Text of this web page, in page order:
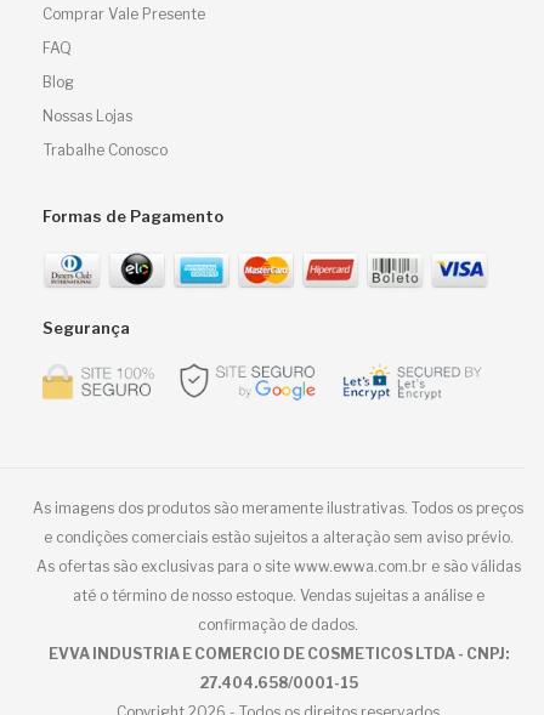
Comprar Vale Presente
FAQ
Blog
Nossas Lojas
Trabalhe Conosco
Formas de Pagamento
Segurança
As imagens dos produtos são meramente ilustrativas. Todos os preços
e condições comerciais estão sujeitos a alteração sem aviso prévio.
As ofertas são exclusivas para o site www.ewwa.com.br e são válidas
até o término de nosso estoque. Vendas sujeitas a análise e
confirmação de dados.
EVVA INDUSTRIA E COMERCIO DE COSMETICOS LTDA - CNPJ:
27.404.658/0001-15